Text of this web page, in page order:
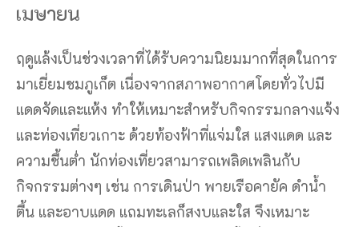
เมษายน
ฤดูแล้งเป็นช่วงเวลาที่ได้รับความนิยมมากที่สุดในการ
มาเยี่ยมชมภูเก็ต เนื่องจากสภาพอากาศโดยทั่วไปมี
แดดจัดและแห้ง ทำให้เหมาะสำหรับกิจกรรมกลางแจ้ง
และท่องเที่ยวเกาะ ด้วยท้องฟ้าที่แจ่มใส แสงแดด และ
ความชื้นต่ำ นักท่องเที่ยวสามารถเพลิดเพลินกับ
กิจกรรมต่างๆ เช่น การเดินป่า พายเรือคายัค ดำน้ำ
ตื้น และอาบแดด แถมทะเลก็สงบและใส จึงเหมาะ